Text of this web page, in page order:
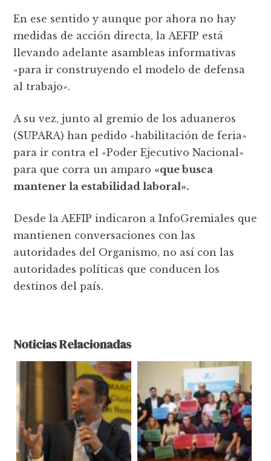
En ese sentido y aunque por ahora no hay
medidas de acción directa, la AEFIP está
llevando adelante asambleas informativas
«para ir construyendo el modelo de defensa
al trabajo».
A su vez, junto al gremio de los aduaneros
(SUPARA) han pedido «habilitación de feria»
para ir contra el «Poder Ejecutivo Nacional»
para que corra un amparo «que busca
mantener la estabilidad laboral».
Desde la AEFIP indicaron a InfoGremiales que
mantienen conversaciones con las
autoridades del Organismo, no así con las
autoridades políticas que conducen los
destinos del país.
Noticias Relacionadas